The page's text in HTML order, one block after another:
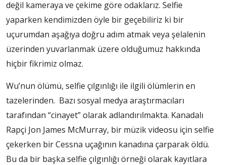
değil kameraya ve çekime göre odaklarız. Selfie
yaparken kendimizden öyle bir geçebiliriz ki bir
uçurumdan aşağıya doğru adım atmak veya şelalenin
üzerinden yuvarlanmak üzere olduğumuz hakkında
hiçbir fikrimiz olmaz.
Wu’nun ölümü, selfie çılgınlığı ile ilgili ölümlerin en
tazelerinden. Bazı sosyal medya araştırmacıları
tarafından “cinayet” olarak adlandırılmakta. Kanadalı
Rapçi Jon James McMurray, bir müzik videosu için selfie
çekerken bir Cessna uçağının kanadına çarparak öldü.
Bu da bir başka selfie çılgınlığı örneği olarak kayıtlara